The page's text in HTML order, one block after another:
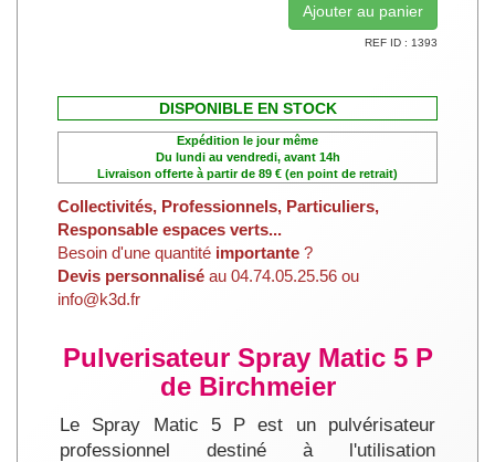
REF ID : 1393
DISPONIBLE EN STOCK
Expédition le jour même
Du lundi au vendredi, avant 14h
Livraison offerte à partir de 89 € (en point de retrait)
Collectivités, Professionnels, Particuliers,
Responsable espaces verts...
Besoin d'une quantité importante ?
Devis personnalisé au 04.74.05.25.56 ou
info@k3d.fr
Pulverisateur Spray Matic 5 P
de Birchmeier
Le Spray Matic 5 P est un pulvérisateur
professionnel destiné à l'utilisation